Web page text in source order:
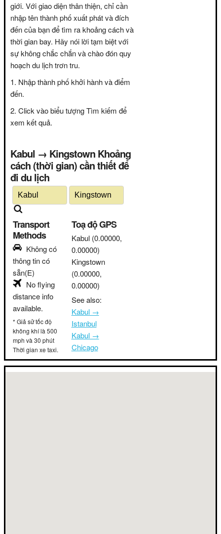
giới. Với giao diện thân thiện, chỉ cần
nhập tên thành phố xuất phát và đích
đến của bạn để tìm ra khoảng cách và
thời gian bay. Hãy nói lời tạm biệt với
sự không chắc chắn và chào đón quy
hoạch du lịch trơn tru.
Nhập thành phố khởi hành và điểm
đến.
Click vào biểu tượng Tìm kiếm để
xem kết quả.
Kabul → Kingstown Khoảng
cách (thời gian) cần thiết để
đi du lịch
Transport
Methods
Không có
thông tin có
sẵn(E)
No flying
distance info
available.
* Giả sử tốc độ
không khí là 500
mph và 30 phút
Thời gian xe taxi.
Toạ độ GPS
Kabul (0.00000,
0.00000)
Kingstown
(0.00000,
0.00000)
See also:
Kabul →
Istanbul
Kabul →
Chicago